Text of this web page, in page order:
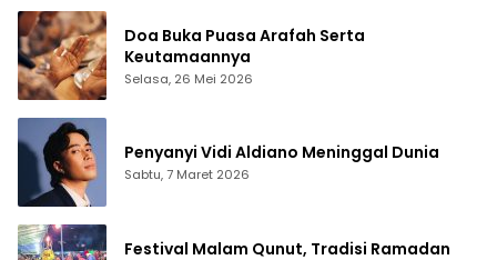
Doa Buka Puasa Arafah Serta
Keutamaannya
Selasa, 26 Mei 2026
Penyanyi Vidi Aldiano Meninggal Dunia
Sabtu, 7 Maret 2026
Festival Malam Qunut, Tradisi Ramadan